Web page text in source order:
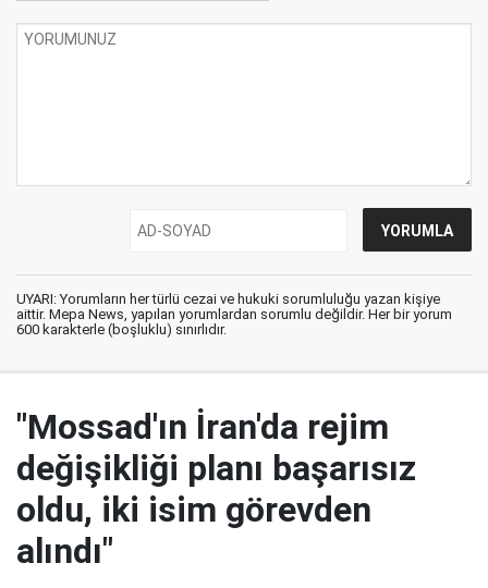
UYARI: Yorumların her türlü cezai ve hukuki sorumluluğu yazan kişiye
aittir. Mepa News, yapılan yorumlardan sorumlu değildir. Her bir yorum
600 karakterle (boşluklu) sınırlıdır.
"Mossad'ın İran'da rejim
değişikliği planı başarısız
oldu, iki isim görevden
alındı"